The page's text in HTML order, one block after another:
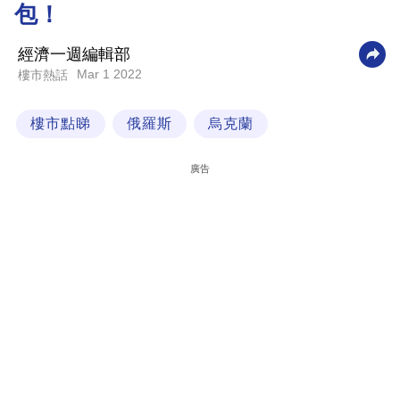
科
技
包！
經濟一週編輯部
樓市熱話 Mar 1 2022
樓市點睇 俄羅斯 烏克蘭
廣告